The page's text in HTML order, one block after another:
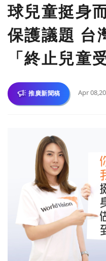
球兒童挺身
保護議題 台
「終止兒童
推廣新聞稿 Apr